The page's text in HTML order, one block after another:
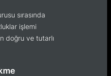
sırasında
işlemi
doğru ve tutarlı